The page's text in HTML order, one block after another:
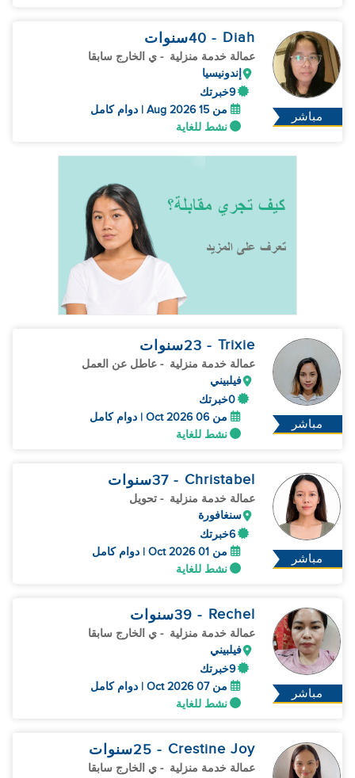
مباشر
Diah
- 40 سنوات
عمالة خدمة منزلية - ي الخارج سابقا
إندونيسيا
9خبرتك
من 15 Aug 2026 | دوام كامل
نشط للغاية
مباشر
Trixie
- 23 سنوات
عمالة خدمة منزلية - عاطل عن العمل
فيلبيني
0خبرتك
من 06 Oct 2026 | دوام كامل
نشط للغاية
مباشر
Christabel
- 37 سنوات
عمالة خدمة منزلية - تحويل
سنغافورة
6خبرتك
من 01 Oct 2026 | دوام كامل
نشط للغاية
مباشر
Rechel
- 39 سنوات
عمالة خدمة منزلية - ي الخارج سابقا
فيلبيني
9خبرتك
من 07 Oct 2026 | دوام كامل
نشط للغاية
Crestine Joy
- 25 سنوات
عمالة خدمة منزلية - ي الخارج سابقا